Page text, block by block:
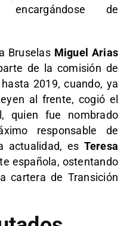
encargándose de
Bruselas Miguel Arias
de la comisión de
2019, cuando, ya
al frente, cogió el
quien fue nombrado
responsable de
actualidad, es Teresa
española, ostentando
cartera de Transición